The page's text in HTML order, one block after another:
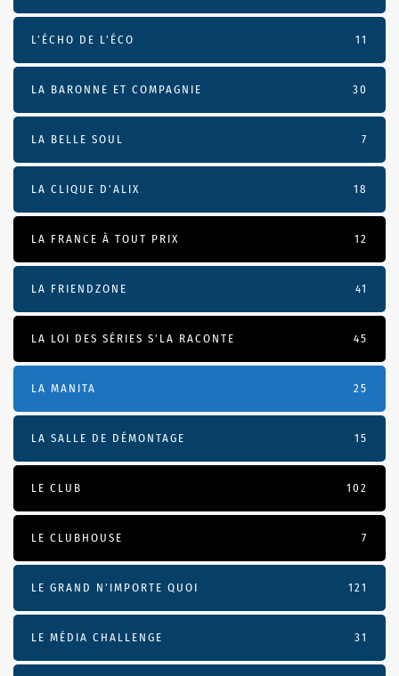
L’ÉCHO DE L’ÉCO 11
LA BARONNE ET COMPAGNIE 30
LA BELLE SOUL 7
LA CLIQUE D'ALIX 18
LA FRANCE À TOUT PRIX 12
LA FRIENDZONE 41
LA LOI DES SÉRIES S'LA RACONTE 45
LA MANITA 25
LA SALLE DE DÉMONTAGE 15
LE CLUB 102
LE CLUBHOUSE 7
LE GRAND N’IMPORTE QUOI 121
LE MÉDIA CHALLENGE 31